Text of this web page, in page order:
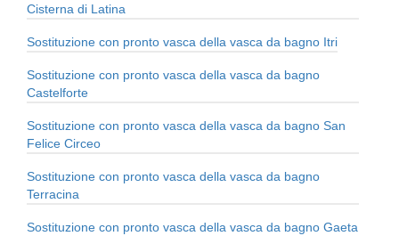
Cisterna di Latina
Sostituzione con pronto vasca della vasca da bagno Itri
Sostituzione con pronto vasca della vasca da bagno
Castelforte
Sostituzione con pronto vasca della vasca da bagno San
Felice Circeo
Sostituzione con pronto vasca della vasca da bagno
Terracina
Sostituzione con pronto vasca della vasca da bagno Gaeta